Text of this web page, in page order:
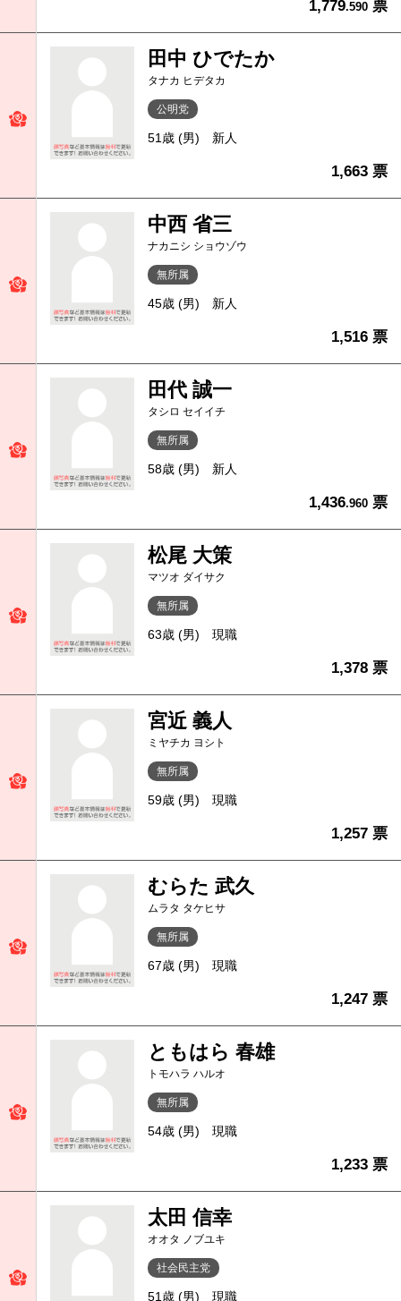
1,779.590 票
田中 ひでたか
タナカ ヒデタカ
公明党
51歳 (男) 新人
1,663 票
中西 省三
ナカニシ ショウゾウ
無所属
45歳 (男) 新人
1,516 票
田代 誠一
タシロ セイイチ
無所属
58歳 (男) 新人
1,436.960 票
松尾 大策
マツオ ダイサク
無所属
63歳 (男) 現職
1,378 票
宮近 義人
ミヤチカ ヨシト
無所属
59歳 (男) 現職
1,257 票
むらた 武久
ムラタ タケヒサ
無所属
67歳 (男) 現職
1,247 票
ともはら 春雄
トモハラ ハルオ
無所属
54歳 (男) 現職
1,233 票
太田 信幸
オオタ ノブユキ
社会民主党
51歳 (男) 現職